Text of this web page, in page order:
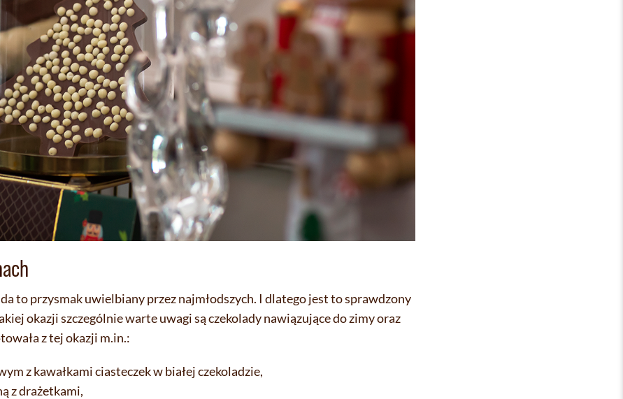
to przysmak uwielbiany przez najmłodszych. I dlatego jest to sprawdzony
okazji szczególnie warte uwagi są czekolady nawiązujące do zimy oraz
z tej okazji m.in.:
z kawałkami ciasteczek w białej czekoladzie,
z drażetkami,